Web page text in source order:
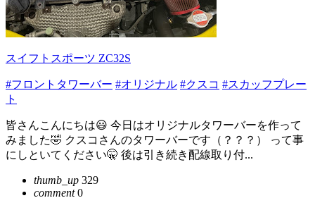
スイフトスポーツ ZC32S
#フロントタワーバー #オリジナル #クスコ #スカッフプレー
ト
皆さんこんにちは😃 今日はオリジナルタワーバーを作って
みました🤣 クスコさんのタワーバーです（？？？） って事
にしといてください🤫 後は引き続き配線取り付...
thumb_up 329
comment0